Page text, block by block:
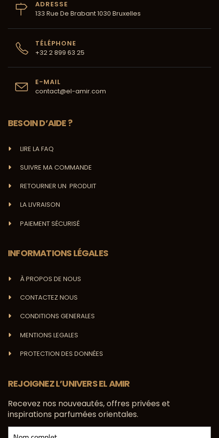
ADRESSE
133 Rue De Brabant 1030 Bruxelles
TÉLÉPHONE
+32 2 899 63 25
E-MAIL
contact@el-amir.com
BESOIN D’AIDE ?
LIRE LA FAQ
SUIVRE MA COMMANDE
RETOURNER UN PRODUIT
LA LIVRAISON
PAIEMENT SÉCURISÉ
INFORMATIONS LÉGALES
À PROPOS DE NOUS
CONTACTEZ NOUS
CONDITIONS GENERALES
MENTIONS LEGALES
PROTECTION DES DONNÉES
REJOIGNEZ L’UNIVERS EL AMIR
Recevez nos nouveautés, offres privées et
inspirations parfumées orientales.